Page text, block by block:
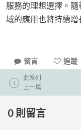
服務的理想選擇。
域的應用也將持續增
留言 追蹤
此系列
上一篇
0 則留言